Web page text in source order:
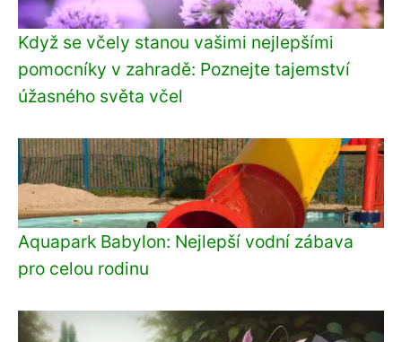
Když se včely stanou vašimi nejlepšími
pomocníky v zahradě: Poznejte tajemství
úžasného světa včel
Aquapark Babylon: Nejlepší vodní zábava
pro celou rodinu